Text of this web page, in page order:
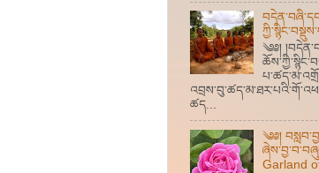
༄༅།
ཚད...
༄༅།
Garland